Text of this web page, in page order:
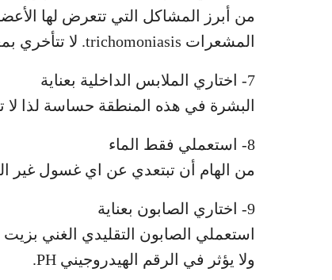
من أبرز المشاكل التي تتعرض لها
المشعرات trichomoniasis. لا تتأخري بمعالجة الالتهاب الذي أصبت به.
7- اختاري الملابس الداخلية بعناية
البشرة في هذه المنطقة حساسة لذا لا
8- استعملي فقط الماء
من الهام أن تبتعدي عن اي غسول غير
9- اختاري الصابون بعناية
استعملي الصابون التقليدي الغني
ولا يؤثر في الرقم الهيدروجيني PH.